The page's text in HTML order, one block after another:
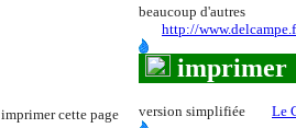
beaucoup d'autres
http://
imprimer
imprimer cette page version simplifiée Le